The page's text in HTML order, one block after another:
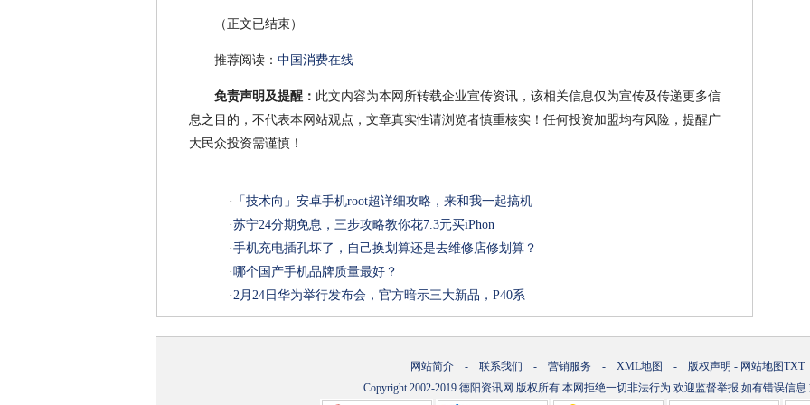
（正文已结束）
推荐阅读： 中国消费在线
免责声明及提醒： 此文内容为本网所转载企业宣传资讯，该相关信息仅为宣传及传递更多信
息之目的，不代表本网站观点，文章真实性请浏览者慎重核实！任何投资加盟均有风险，提醒广
大民众投资需谨慎！
·
「技术向」安卓手机root超详细攻略，来和我一起搞机
·苏宁24分期免息，三步攻略教你花7.3元买iPhon
·手机充电插孔坏了，自己换划算还是去维修店修划算？
·哪个国产手机品牌质量最好？
·2月24日华为举行发布会，官方暗示三大新品，P40系
网站简介 - 联系我们 - 营销服务 - XML地图 - 版权声明 - 网站地图TXT
Copyright.2002-2019 德阳资讯网 版权所有 本网拒绝一切非法行为 欢迎监督举报 如有错误信息